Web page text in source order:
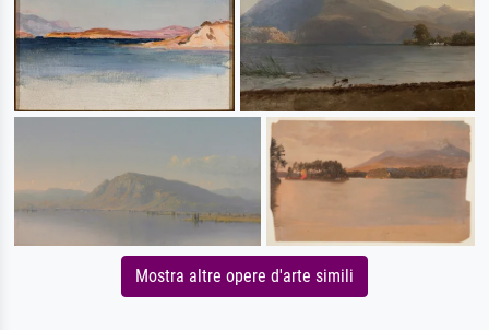
Mostra altre opere d'arte simili